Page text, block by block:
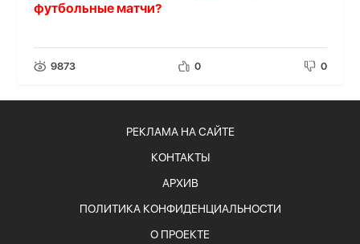
футбольные матчи?
9873 0 0
РЕКЛАМА НА САЙТЕ
КОНТАКТЫ
АРХИВ
ПОЛИТИКА КОНФИДЕНЦИАЛЬНОСТИ
О ПРОЕКТЕ